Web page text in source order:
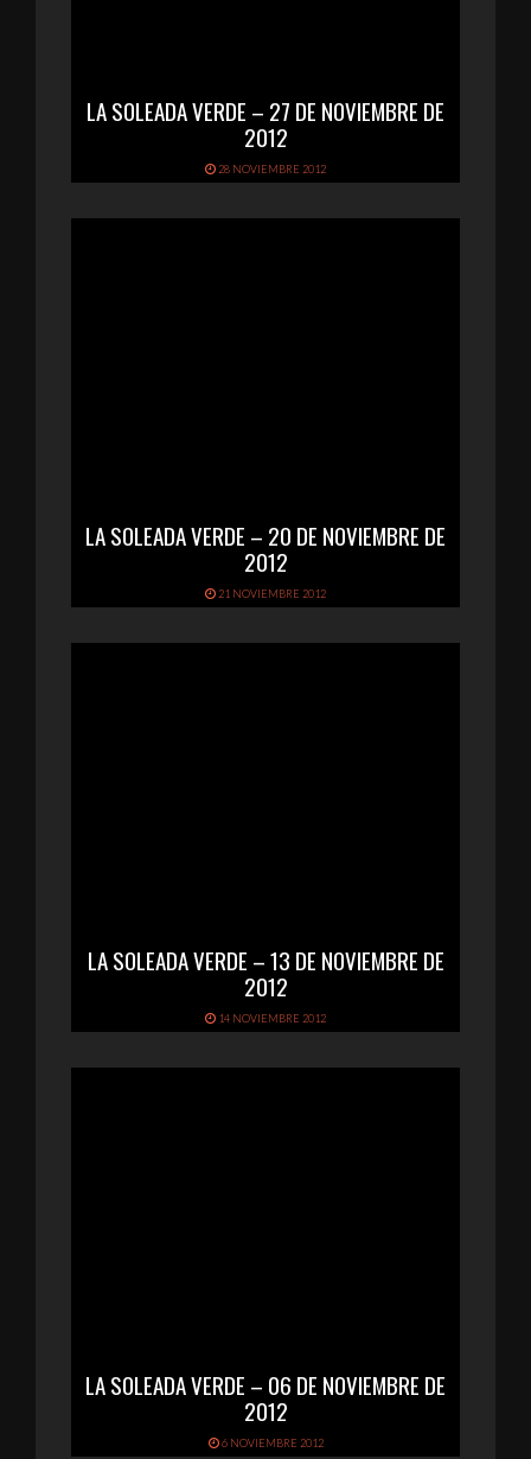
LA SOLEADA VERDE – 27 DE NOVIEMBRE DE
2012
28 NOVIEMBRE 2012
LA SOLEADA VERDE – 20 DE NOVIEMBRE DE
2012
21 NOVIEMBRE 2012
LA SOLEADA VERDE – 13 DE NOVIEMBRE DE
2012
14 NOVIEMBRE 2012
LA SOLEADA VERDE – 06 DE NOVIEMBRE DE
2012
6 NOVIEMBRE 2012